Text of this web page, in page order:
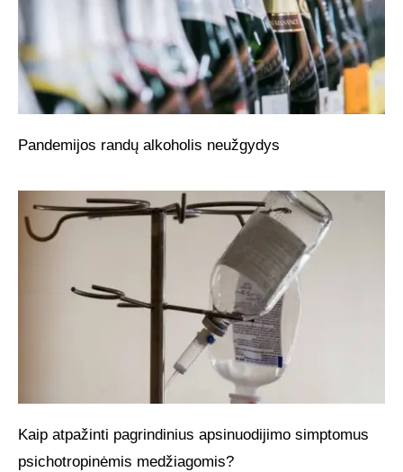
Pandemijos randų alkoholis neužgydys
Kaip atpažinti pagrindinius apsinuodijimo simptomus
psichotropinėmis medžiagomis?